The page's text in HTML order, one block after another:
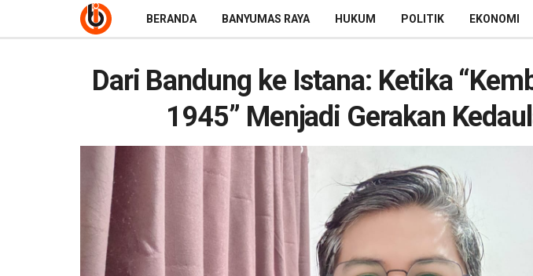
BERANDA BANYUMAS RAYA HUKUM POLITIK EKONOMI
Dari Bandung ke Istana: Ketika
1945” Menjadi Gerakan